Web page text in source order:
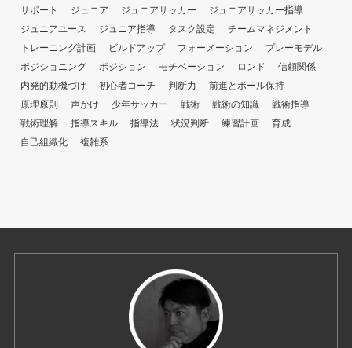
サポート
ジュニア ジュニアサッカー
ジュニアサッカー指導
ジュニアユース
ジュニア指導 タスク設定
チームマネジメント
トレーニング計画
ビルドアップ フォーメーション
プレーモデル
ポジショニング
ポジション モチベーション ロンド
信頼関係
内発的動機づけ
初心者コーチ 判断力
前進とボール保持
原理原則
声かけ 少年サッカー 戦術 戦術の知識
戦術指導
戦術理解
指導スキル 指導法 状況判断 練習計画
育成
自己組織化
複雑系